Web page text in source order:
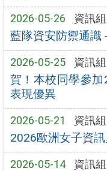
2026-05-26 資訊組
藍隊資安防禦通識
2026-05-25 資訊組
賀！本校同學參
表現優異
2026-05-21 資訊組
2026歐洲女子資
2026-05-14 資訊組